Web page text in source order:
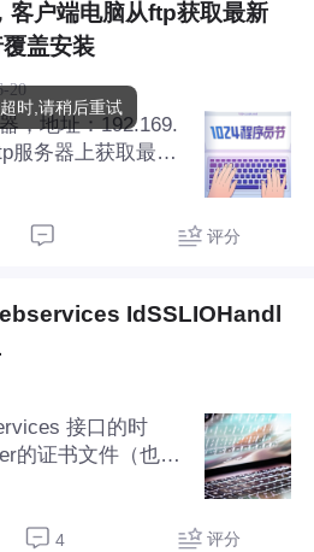
客户端电脑从ftp获取最新
盖安装
20
，地址：192.169.
服务器上获取最新
评分
IdSSLIOHandl
接口的时
的证书文件（也给
没搞过这块，现在
4 评分
时,请稍后重试